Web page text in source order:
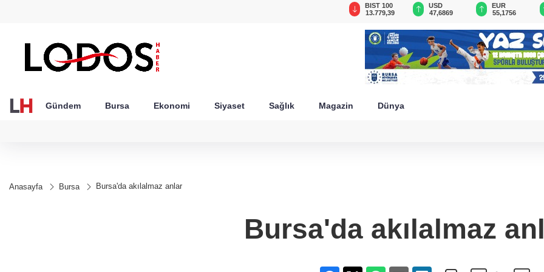
BIST 100
13.779,39
USD
47,6869
EUR
55,1756
Gündem Bursa Ekonomi Siyaset Sağlık Magazin Dünya
Anasayfa Bursa Bursa'da akılalmaz anlar
Bursa'da akılalmaz